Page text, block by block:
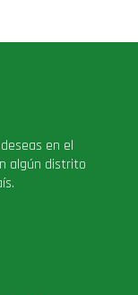
en el
algún distrito